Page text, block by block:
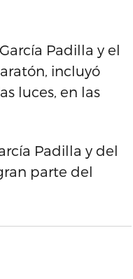
Padilla y el
incluyó
luces, en las
Padilla y del
parte del